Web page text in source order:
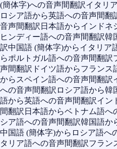
(簡体字)への音声間翻訳イタリ
ロシア語から英語への音声間翻
音声間翻訳 日本語からインドネ
ヒンディー語への音声間翻訳韓
訳中国語 (簡体字)からイタリア
らポルトガル語への音声間翻訳
声間翻訳 ドイツ語からフランス
からスペイン語への音声間翻訳
への音声間翻訳 ロシア語から韓
語から英語への音声間翻訳イン
間翻訳 日本語からベトナム語へ
シア語への音声間翻訳韓国語か
中国語 (簡体字)からロシア語へ
タリア語への音声間翻訳フラン